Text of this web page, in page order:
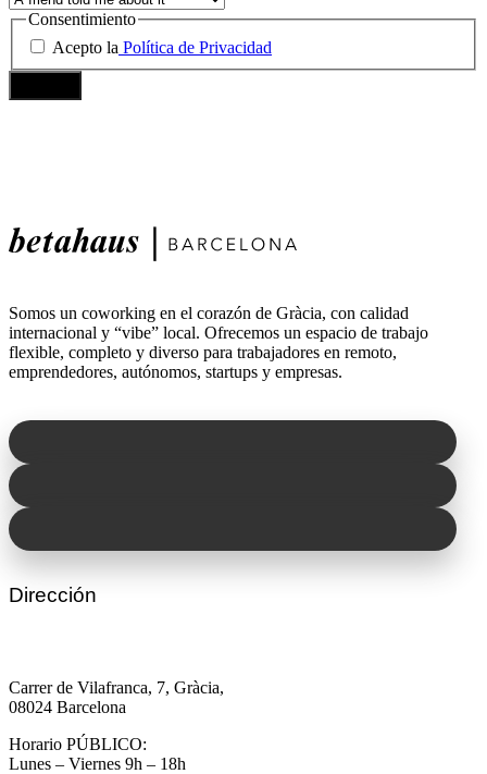
Consentimiento
Acepto la Política de Privacidad
Somos un coworking en el corazón de Gràcia, con calidad
internacional y “vibe” local. Ofrecemos un espacio de trabajo
flexible, completo y diverso para trabajadores en remoto,
emprendedores, autónomos, startups y empresas.
Dirección
Carrer de Vilafranca, 7, Gràcia,
08024 Barcelona
Horario PÚBLICO:
Lunes – Viernes 9h – 18h